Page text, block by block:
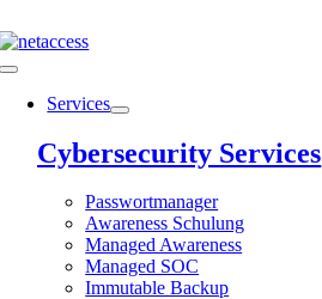
Inhalt
springen
Toggle
NavigationServices
Cybersecurity Services
Passwortmanager
Awareness Schulung
Managed Awareness
Managed SOC
Immutable Backup